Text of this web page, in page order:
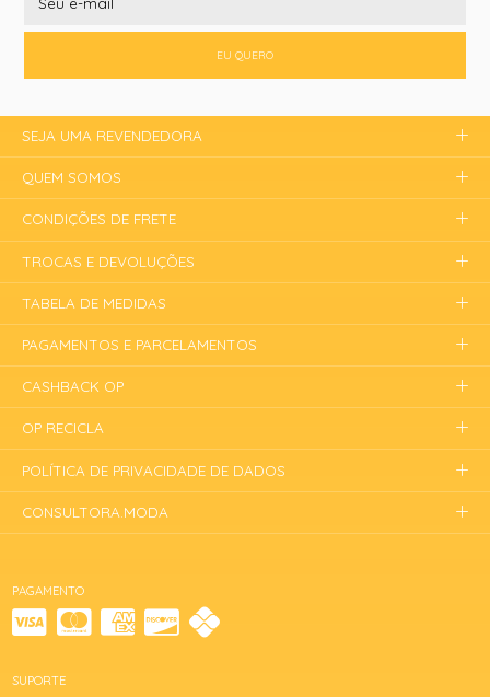
EU QUERO
PAGAMENTO
SUPORTE
SEJA UMA REVENDEDORA
QUEM SOMOS
CONDIÇÕES DE FRETE
TROCAS E DEVOLUÇÕES
TABELA DE MEDIDAS
PAGAMENTOS E PARCELAMENTOS
CASHBACK OP
OP RECICLA
POLÍTICA DE PRIVACIDADE DE DADOS
CONSULTORA.MODA